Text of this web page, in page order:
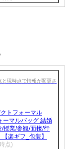
トフォーマル
ーマルバッグ 結婚
授業/参観/面接/行
楽ギフ_包装】
点)